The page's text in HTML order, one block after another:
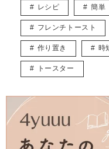
調理師としての経験を活か
記事を発信していきます！
レシピ 簡単
フレンチトースト
作り置き 時
トースター